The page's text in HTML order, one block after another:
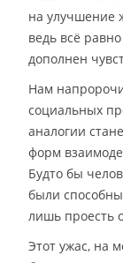
на улучшение
ведь всё
дополнен
Нам
социальных
аналогии
форм
Будто бы
были способны
лишь проесть
Этот ужас, на